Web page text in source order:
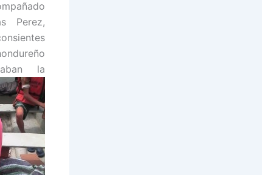
Perez,
la